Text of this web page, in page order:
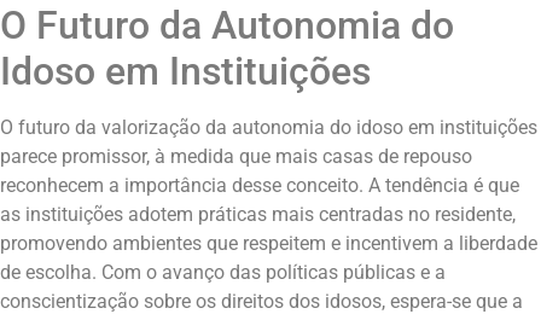
O Futuro da Autonomia do
Idoso em Instituições
O futuro da valorização da autonomia do idoso em instituições
parece promissor, à medida que mais casas de repouso
reconhecem a importância desse conceito. A tendência é que
as instituições adotem práticas mais centradas no residente,
promovendo ambientes que respeitem e incentivem a liberdade
de escolha. Com o avanço das políticas públicas e a
conscientização sobre os direitos dos idosos, espera-se que a